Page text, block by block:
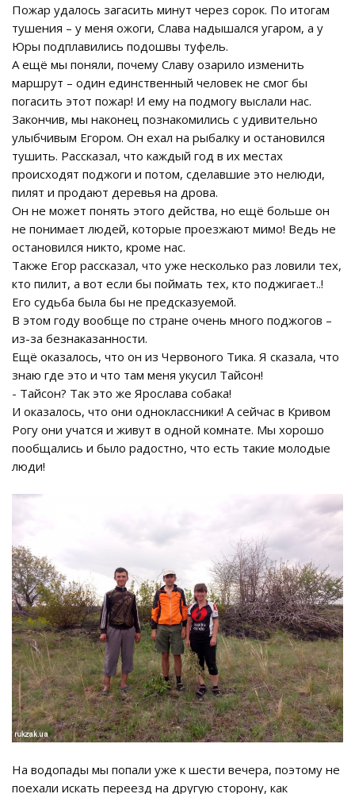
Пожар удалось загасить минут через сорок. По итогам
тушения – у меня ожоги, Слава надышался угаром, а у
Юры подплавились подошвы туфель.
А ещё мы поняли, почему Славу озарило изменить
маршрут – один единственный человек не смог бы
погасить этот пожар! И ему на подмогу выслали нас.
Закончив, мы наконец познакомились с удивительно
улыбчивым Егором. Он ехал на рыбалку и остановился
тушить. Рассказал, что каждый год в их местах
происходят поджоги и потом, сделавшие это нелюди,
пилят и продают деревья на дрова.
Он не может понять этого действа, но ещё больше он
не понимает людей, которые проезжают мимо! Ведь не
остановился никто, кроме нас.
Также Егор рассказал, что уже несколько раз ловили тех,
кто пилит, а вот если бы поймать тех, кто поджигает..!
Его судьба была бы не предсказуемой.
В этом году вообще по стране очень много поджогов –
из-за безнаказанности.
Ещё оказалось, что он из Червоного Тика. Я сказала, что
знаю где это и что там меня укусил Тайсон!
- Тайсон? Так это же Ярослава собака!
И оказалось, что они одноклассники! А сейчас в Кривом
Рогу они учатся и живут в одной комнате. Мы хорошо
пообщались и было радостно, что есть такие молодые
люди!
На водопады мы попали уже к шести вечера, поэтому не
поехали искать переезд на другую сторону, как